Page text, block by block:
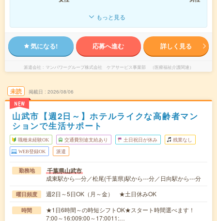
もっと見る
気になる! 応募へ進む 詳しく見る
派遣会社 マンパワーグループ株式会社 ケアサービス事業部 （医療福祉介護関連）
未読
NEW
掲載日 2026/08/06
山武市【週2日～】ホテルライクな高齢者マン
ションで生活サポート
職種未経験OK 交通費別途支給あり 土日祝日が休み 残業なし
WEB登録OK 派遣
勤務地 千葉県山武市
成東駅から---分／松尾(千葉県)駅から---分／日向駅から---分
曜日頻度 週2日～5日OK（月～金） ★土日休みOK
時間
★1日6時間～の時短シフトOK★スタート時間選べます！
7:00～16:009:00～17:0011:…